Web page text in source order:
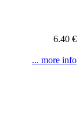
6.40 €
... more info